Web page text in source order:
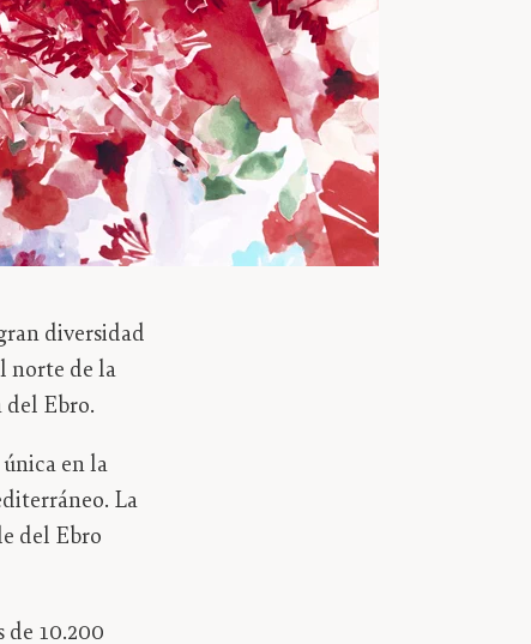
diversidad
norte de la
del Ebro.
en la
La
del Ebro
de 10.200